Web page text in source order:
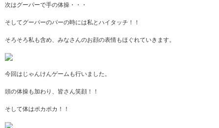
次はグーパーで手の体操・・・
そしてグーパーのパーの時には私とハイタッチ！！
そろそろ私も含め、みなさんのお顔の表情もほぐれていきます。
今回はじゃんけんゲームも行いました。
頭の体操も加わり、皆さん笑顔！！
そして体はポカポカ！！